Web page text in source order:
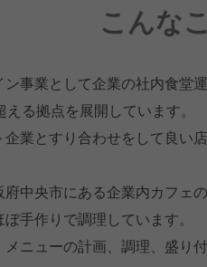
こんな
事業として企業の社内食堂
る拠点を展開しています。
業とすり合わせをして良い
中央市にある企業内カフェ
手作りで調理しています。
ニューの計画、調理、盛り